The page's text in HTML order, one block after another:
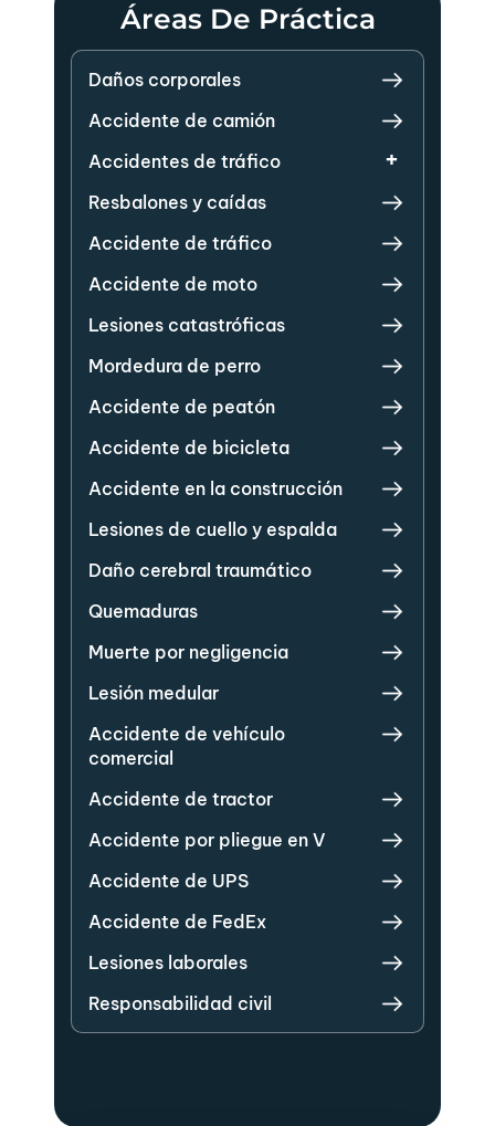
Áreas De Práctica
Daños corporales
Accidente de camión
Accidentes de tráfico
Resbalones y caídas
Accidente de tráfico
Accidente de moto
Lesiones catastróficas
Mordedura de perro
Accidente de peatón
Accidente de bicicleta
Accidente en la construcción
Lesiones de cuello y espalda
Daño cerebral traumático
Quemaduras
Muerte por negligencia
Lesión medular
Accidente de vehículo
comercial
Accidente de tractor
Accidente por pliegue en V
Accidente de UPS
Accidente de FedEx
Lesiones laborales
Responsabilidad civil